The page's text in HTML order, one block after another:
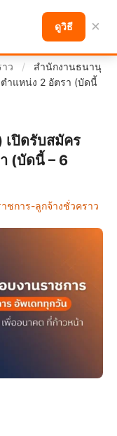
ว /
สำนักงานธนานุ
ำแหน่ง 2 อัตรา (บัดนี้
เปิดรับสมัคร
(บัดนี้ – 6
ชการ-ลูกจ้างชั่วคราว
ดูวิธี ×